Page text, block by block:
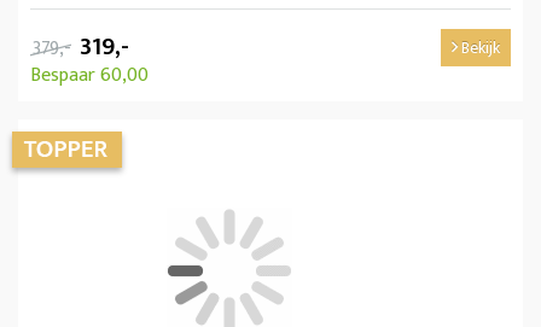
379,- 319,-
Bespaar 60,00
Bekijk